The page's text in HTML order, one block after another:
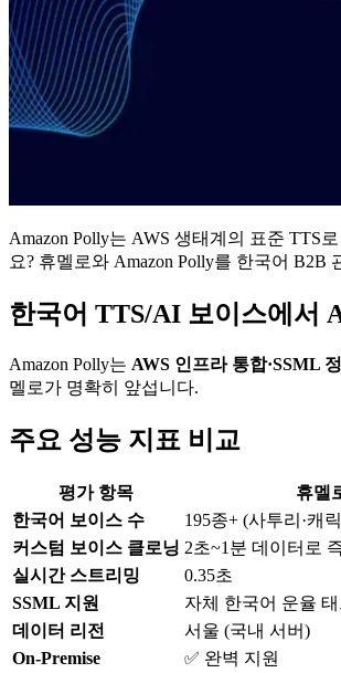
Amazon Polly는 AWS 생태계의 표준 TTS
요? 휴멜로와 Amazon Polly를 한국어 B2B
한국어 TTS/AI 보이스에서
Amazon Polly는 AWS 인프라 통합·SSML
멜로가 명확히 앞섭니다.
주요 성능 지표 비교
평가 항목 휴멜
한국어 보이스 수
195종+ (사투리·캐
커스텀 보이스 클로닝 2초~1분 데이터로
실시간 스트리밍
0.35초
SSML 지원
자체 한국어 운율
데이터 리전
서울 (국내 서버)
On-Premise
✅ 완벽 지원